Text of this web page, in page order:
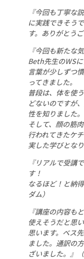
『今回も丁寧な
に実践できそう
す。ありがとう
『今回も新たな
Beth先生のWS
言葉が少しずつ
ってきました。
普段は、体を使
どないのですが
性を知りました。
そして、顔の筋
行われてきたケ
実した学びとな
『リアルで受講
す！
なるほど！と納
ダム）
『講座の内容も
使えそうだと思
思います。ベス
ました。通訳の
ざいました。』